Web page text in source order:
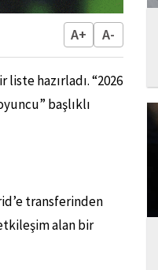
A+ A-
hazırladı. “2026
başlıklı
transferinden
alan bir